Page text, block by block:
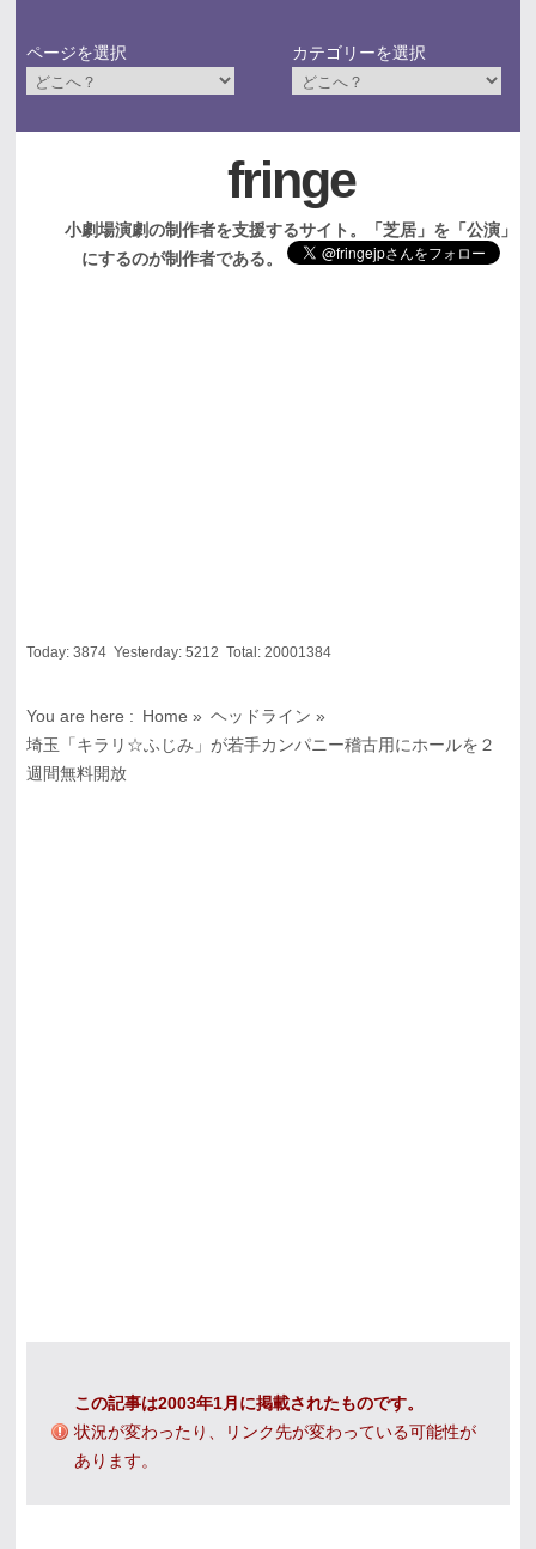
ページを選択 カテゴリーを選択
fringe
小劇場演劇の制作者を支援するサイト。「芝居」を「公演」
にするのが制作者である。
Today: 3874Yesterday: 5212 Total: 20001384
You are here : Home » ヘッドライン »
埼玉「キラリ☆ふじみ」が若手カンパニー稽古用にホールを２
週間無料開放
この記事は2003年1月に掲載されたものです。
状況が変わったり、リンク先が変わっている可能性が
あります。